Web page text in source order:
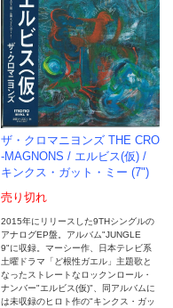
ザ・クロマニヨンズ THE CRO
-MAGNONS / エルビス(仮) /
キンクス・ガット・ミー (7")
売り切れ
2015年にリリースした9THシングルの
アナログEP盤。アルバム"JUNGLE
9"に収録。マーシー作、日本テレビ系
土曜ドラマ「ど根性ガエル」主題歌と
なったストレートなロックンロール・
ナンバー"エルビス(仮)"、同アルバムに
は未収録のヒロト作の"キンクス・ガッ